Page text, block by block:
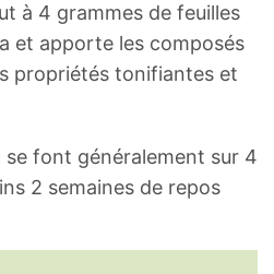
à 4 grammes de feuilles
et apporte les composés
propriétés tonifiantes et
se font généralement sur 4
2 semaines de repos